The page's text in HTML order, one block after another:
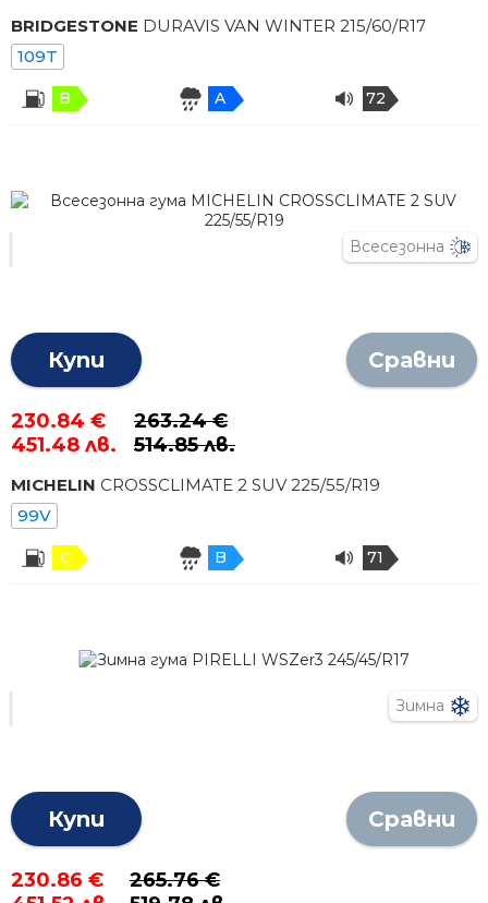
BRIDGESTONE DURAVIS VAN WINTER 215/60/R17
109T
B A 72
Всесезонна
Купи Сравни
230.84 €
451.48 лв.
263.24 €
514.85 лв.
MICHELIN CROSSCLIMATE 2 SUV 225/55/R19
99V
C B 71
Зимна
Купи Сравни
230.86 €
265.76 €